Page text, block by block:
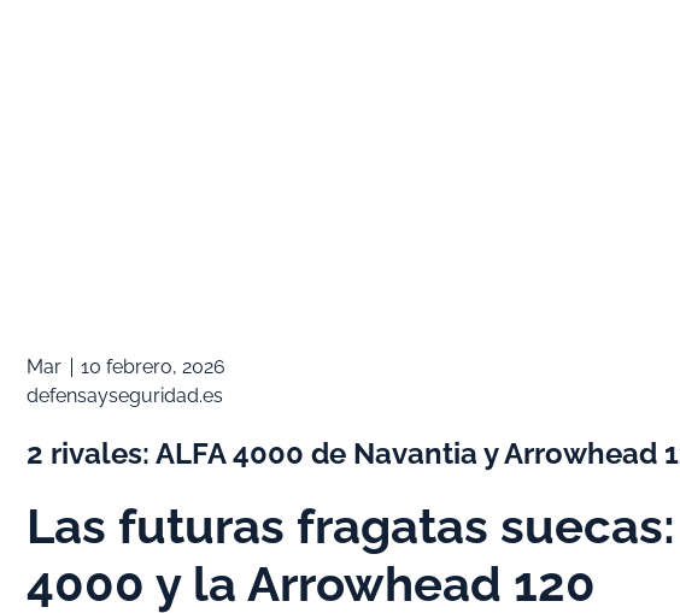
Mar
10 febrero, 2026
defensayseguridad.es
2 rivales: ALFA 4000 de Navantia y Arrowhead
Las futuras fragatas
4000 y la Arrowhead 120